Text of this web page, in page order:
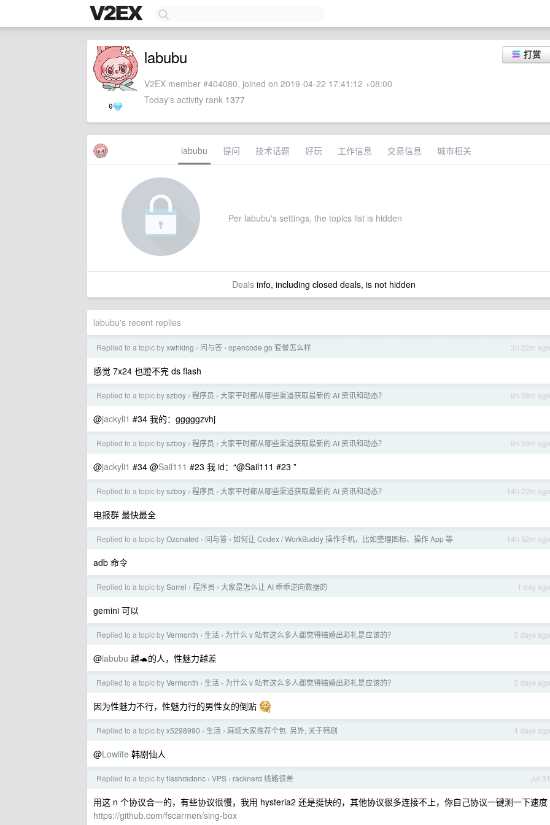
0
打赏
labubu
V2EX member #404080, joined on 2019-04-22 17:41:12 +08:00
Today's activity rank 1377
labubu 提问 技术话题 好玩 工作信息 交易信息 城市相关
Per labubu's settings, the topics list is hidden
Dealsinfo, including closed deals, is not hidden
labubu's recent replies
3h 22m ago
Replied to a topic byxwhking › 问与答 › opencode go 套餐怎么样
感觉 7x24 也蹬不完 ds flash
9h 58m ago
Replied to a topic byszboy › 程序员 › 大家平时都从哪些渠道获取最新的 AI 资讯和动态？
@jackyli1 #34 我的：gggggzvhj
9h 59m ago
Replied to a topic byszboy › 程序员 › 大家平时都从哪些渠道获取最新的 AI 资讯和动态？
@jackyli1 #34 @Sail111 #23 我 id：“@Sail111 #23 ”
14h 22m ago
Replied to a topic byszboy › 程序员 › 大家平时都从哪些渠道获取最新的 AI 资讯和动态？
电报群 最快最全
14h 52m ago
Replied to a topic byOzonated › 问与答 › 如何让 Codex / WorkBuddy 操作手机，比如整理图标、操作 App 等
adb 命令
1 day ago
Replied to a topic bySorrel › 程序员 › 大家是怎么让 AI 乖乖逆向数据的
gemini 可以
3 days ago
Replied to a topic byVermonth › 生活 › 为什么 v 站有这么多人都觉得结婚出彩礼是应该的？
@labubu 越🐢的人，性魅力越差
3 days ago
Replied to a topic byVermonth › 生活 › 为什么 v 站有这么多人都觉得结婚出彩礼是应该的？
因为性魅力不行，性魅力行的男性女的倒贴
4 days ago
Replied to a topic byx5298990 › 生活 › 麻烦大家推荐个包. 另外, 关于韩剧
@Lowlife 韩剧仙人
Jul 31
Replied to a topic byflashradonc › VPS › racknerd 线路很差
用这 n 个协议合一的，有些协议很慢，我用 hysteria2 还是挺快的，其他协议很多连接不上，你自己协议一键测一下速度
https://github.com/fscarmen/sing-box